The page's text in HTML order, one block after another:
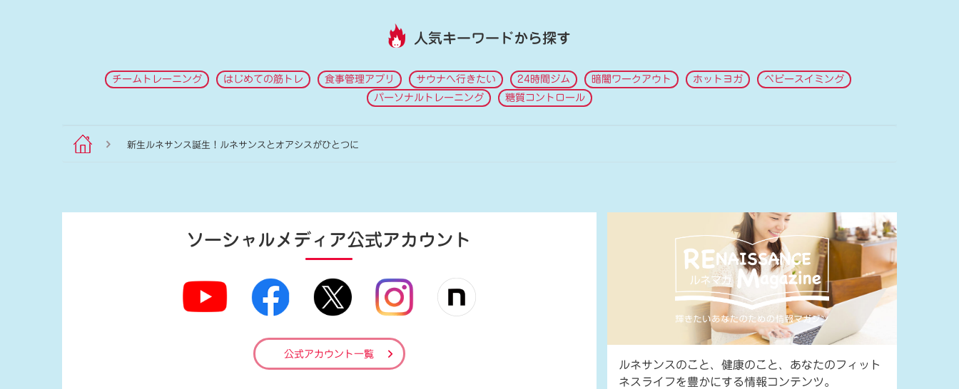
人気キーワードから探す
チームトレーニング はじめての筋トレ 食事管理アプリ サウナへ行きたい 24時間ジム 暗闇ワークアウト ホットヨガ
ベビースイミング
パーソナルトレーニング
糖質コントロール
新生ルネサンス誕生！ルネサンスとオアシスがひとつに
ソーシャルメディア公式アカウント
公式アカウント一覧
ルネサンスのこと、健康のこと、あなたのフィット
ネスライフを豊かにする情報コンテンツ。